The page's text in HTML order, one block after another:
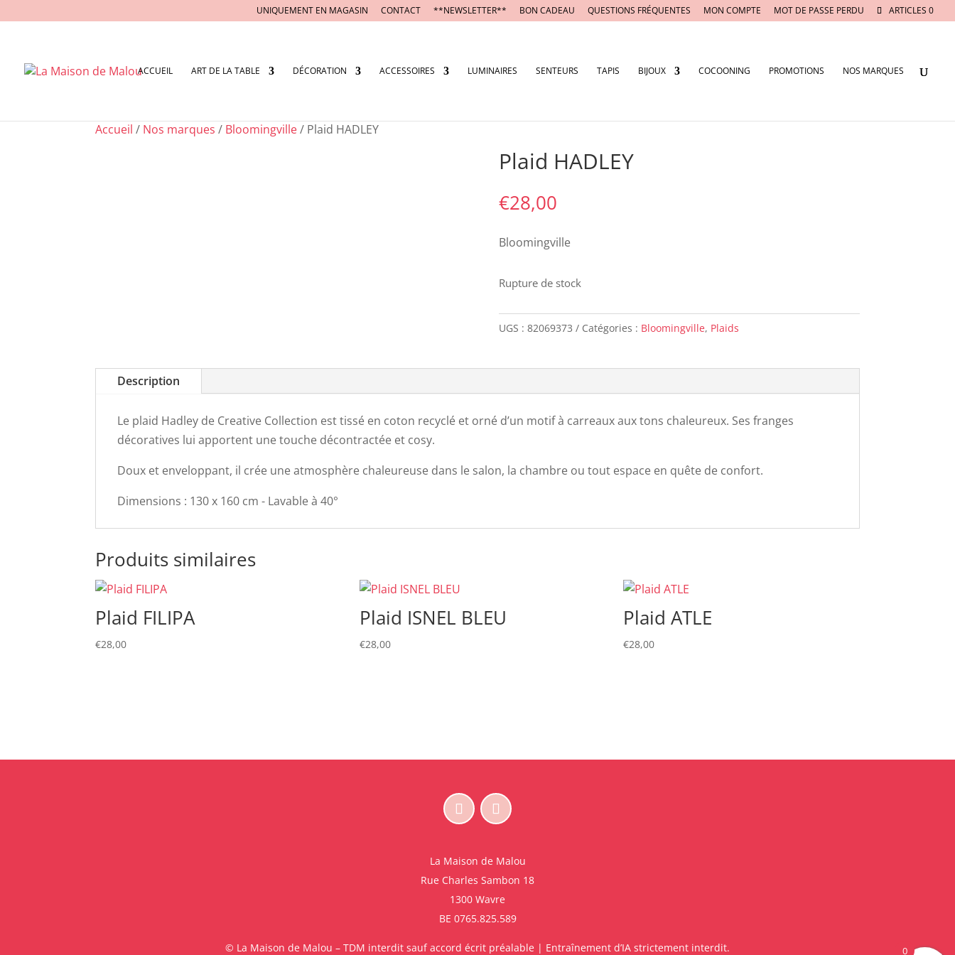
UNIQUEMENT EN MAGASIN CONTACT **NEWSLETTER** BON CADEAU QUESTIONS FRÉQUENTES MON COMPTE MOT DE PASSE PERDU ARTICLES 0
ACCUEIL ART DE LA TABLE DÉCORATION ACCESSOIRES LUMINAIRES SENTEURS TAPIS BIJOUX COCOONING PROMOTIONS NOS MARQUES
Accueil / Nos marques / Bloomingville/ Plaid HADLEY
Plaid HADLEY
€28,00
Bloomingville
Rupture de stock
UGS : 82069373 Catégories : Bloomingville, Plaids
Description
Le plaid Hadley de Creative Collection est tissé en coton recyclé et orné d’un motif à carreaux aux tons chaleureux. Ses franges
décoratives lui apportent une touche décontractée et cosy.
Doux et enveloppant, il crée une atmosphère chaleureuse dans le salon, la chambre ou tout espace en quête de confort.
Dimensions : 130 x 160 cm - Lavable à 40°
Produits similaires
Plaid FILIPA
€28,00
Plaid ISNEL BLEU
€28,00
Plaid ATLE
€28,00
La Maison de Malou
Rue Charles Sambon 18
1300 Wavre
BE 0765.825.589
© La Maison de Malou – TDM interdit sauf accord écrit préalable | Entraînement d’IA strictement interdit. 0